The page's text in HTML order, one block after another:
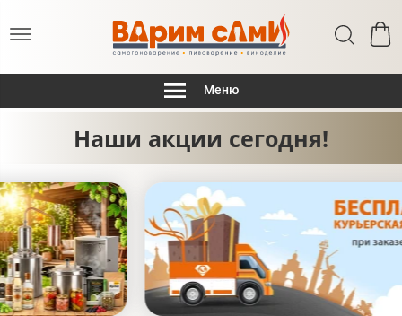
Меню
Наши акции сегодня!